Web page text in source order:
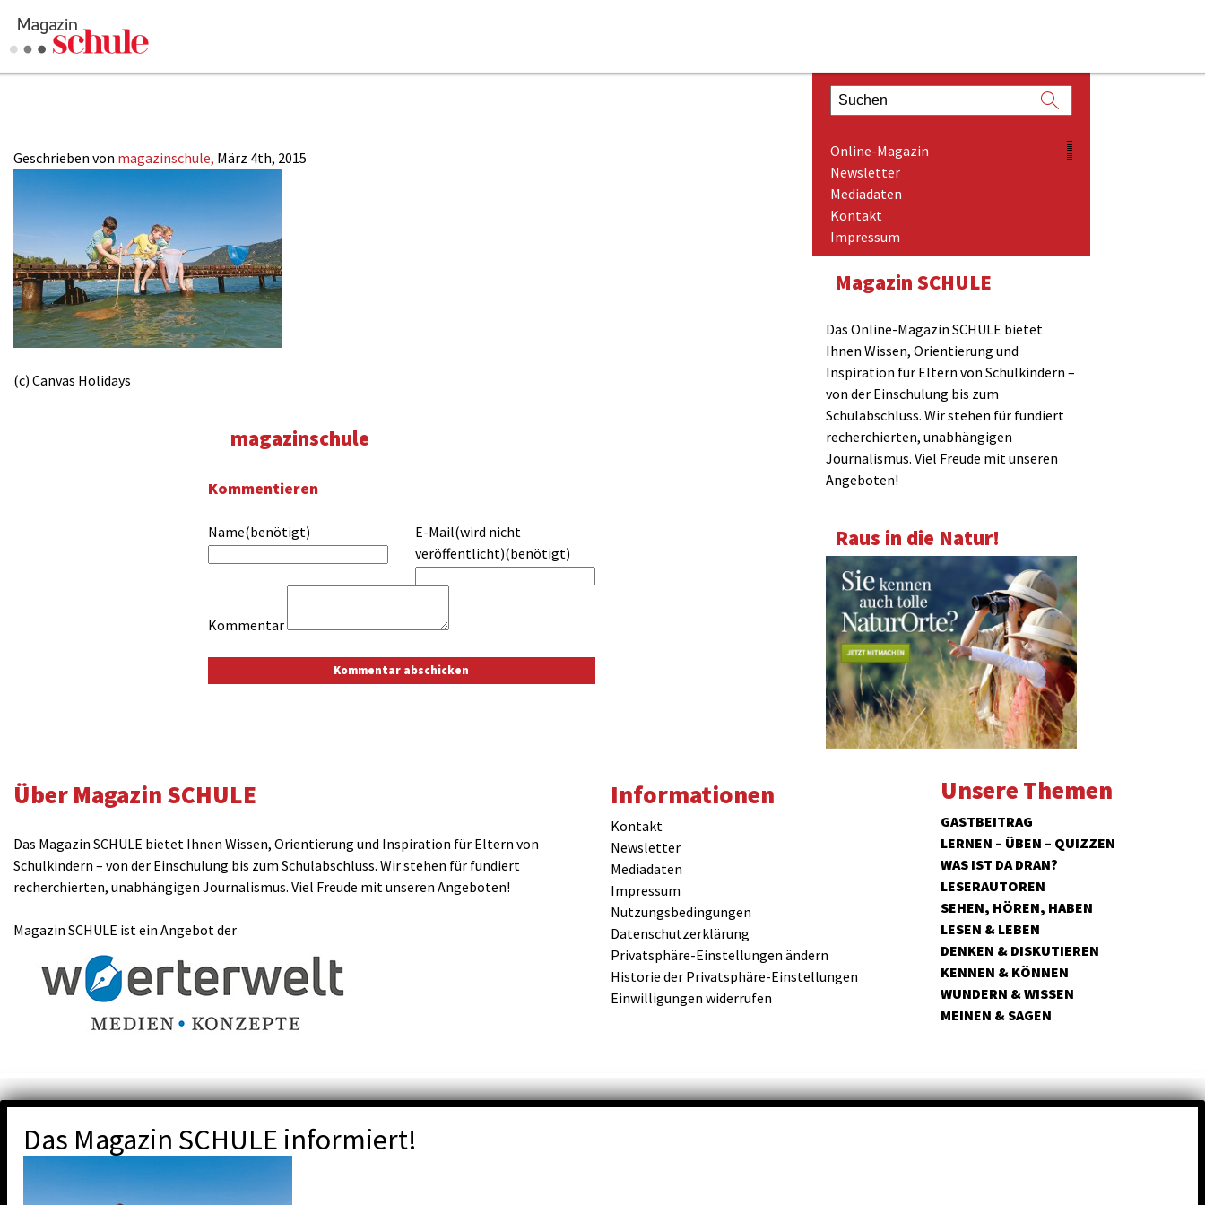
Geschrieben von magazinschule, März 4th, 2015
(c) Canvas Holidays
magazinschule
Kommentieren
Name(benötigt)
E-Mail(wird nicht
veröffentlicht)(benötigt)
Kommentar
Online-Magazin
Newsletter
Mediadaten
Kontakt
Impressum
Magazin SCHULE
Das Online-Magazin SCHULE bietet
Ihnen Wissen, Orientierung und
Inspiration für Eltern von Schulkindern –
von der Einschulung bis zum
Schulabschluss. Wir stehen für fundiert
recherchierten, unabhängigen
Journalismus. Viel Freude mit unseren
Angeboten!
Raus in die Natur!
Über Magazin SCHULE
Das Magazin SCHULE bietet Ihnen Wissen, Orientierung und Inspiration für Eltern von
Schulkindern – von der Einschulung bis zum Schulabschluss. Wir stehen für fundiert
recherchierten, unabhängigen Journalismus. Viel Freude mit unseren Angeboten!
Magazin SCHULE ist ein Angebot der
Informationen
Kontakt
Newsletter
Mediadaten
Impressum
Nutzungsbedingungen
Datenschutzerklärung
Privatsphäre-Einstellungen ändern
Historie der Privatsphäre-Einstellungen
Einwilligungen widerrufen
Unsere Themen
GASTBEITRAG
LERNEN – ÜBEN – QUIZZEN
WAS IST DA DRAN?
LESERAUTOREN
SEHEN, HÖREN, HABEN
LESEN & LEBEN
DENKEN & DISKUTIEREN
KENNEN & KÖNNEN
WUNDERN & WISSEN
MEINEN & SAGEN
Das Magazin SCHULE informiert!